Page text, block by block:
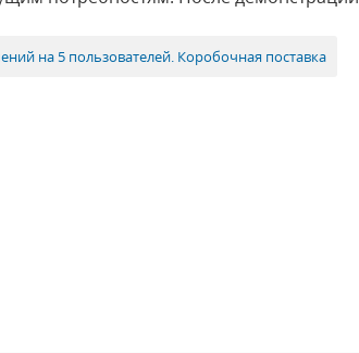
на 5 пользователей. Коробочная поставка